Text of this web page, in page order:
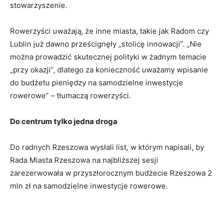
stowarzyszenie.
Rowerzyści uważają, że inne miasta, takie jak Radom czy
Lublin już dawno prześcignęły „stolicę innowacji”. „Nie
można prowadzić skutecznej polityki w żadnym temacie
„przy okazji”, dlatego za konieczność uważamy wpisanie
do budżetu pieniędzy na samodzielne inwestycje
rowerowe” – tłumaczą rowerzyści.
Do centrum tylko jedna droga
Do radnych Rzeszowa wysłali list, w którym napisali, by
Rada Miasta Rzeszowa na najbliższej sesji
zarezerwowała w przyszłorocznym budżecie Rzeszowa 2
mln zł na samodzielne inwestycje rowerowe.